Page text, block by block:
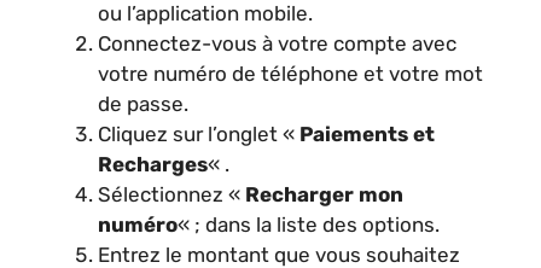
ou l’application mobile.
Connectez-vous à votre compte avec
votre numéro de téléphone et votre mot
de passe.
Cliquez sur l’onglet « Paiements et
Recharges« .
Sélectionnez « Recharger mon
numéro« ; dans la liste des options.
Entrez le montant que vous souhaitez